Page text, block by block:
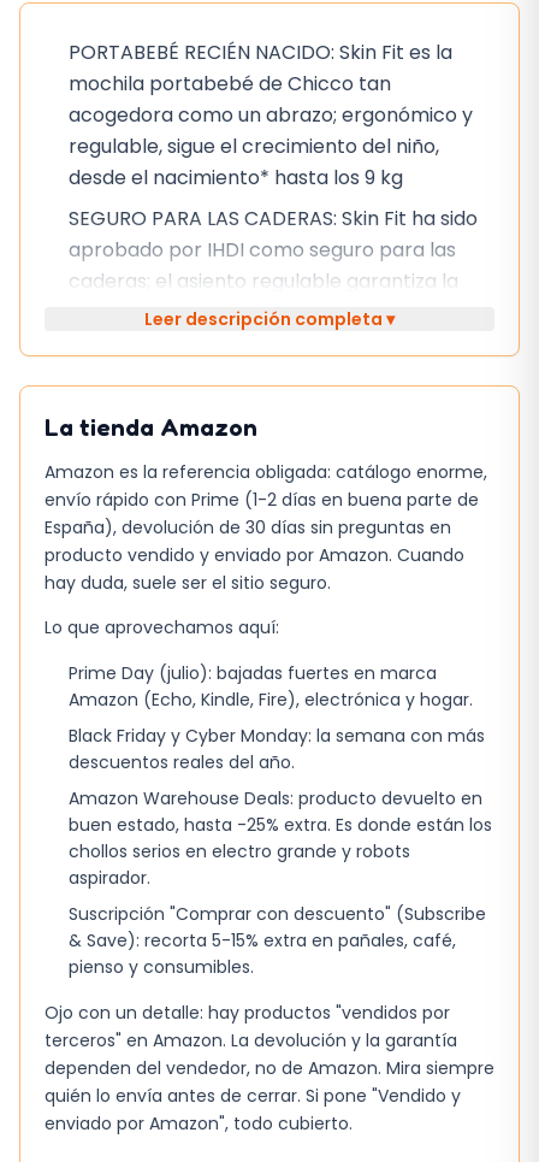
PORTABEBÉ RECIÉN NACIDO: Skin Fit es la
mochila portabebé de Chicco tan
acogedora como un abrazo; ergonómico y
regulable, sigue el crecimiento del niño,
desde el nacimiento* hasta los 9 kg
SEGURO PARA LAS CADERAS: Skin Fit ha sido
aprobado por IHDI como seguro para las
caderas; el asiento regulable garantiza la
correcta posición "M" de las piernas
COMODIDAD PARA LOS PADRES: El cinturón
abdominal favorece la descarga del peso en
las caderas, mientras que los tirantes
morfologías
AJUSTABLE: Skin Fit ha sido diseñado para
adaptarse a diferentes tipos de cuerpo
gracias a los ajustes de los que está
equipado; el panel textil es regulable en
altura, para adaptarse incluso a los niños
más pequeños
DESARROLLO: Skin Fit ha sido creado en
colaboración con la escuela de porteo
reconocido por seguir eficazmente el
crecimiento fisiológico del bebé
Leer descripción completa ▾
La tienda Amazon
Amazon es la referencia obligada: catálogo enorme,
envío rápido con Prime (1-2 días en buena parte de
España), devolución de 30 días sin preguntas en
producto vendido y enviado por Amazon. Cuando
hay duda, suele ser el sitio seguro.
Lo que aprovechamos aquí:
Prime Day (julio): bajadas fuertes en marca
Amazon (Echo, Kindle, Fire), electrónica y hogar.
Black Friday y Cyber Monday: la semana con más
descuentos reales del año.
Amazon Warehouse Deals: producto devuelto en
buen estado, hasta -25% extra. Es donde están los
chollos serios en electro grande y robots
aspirador.
Suscripción "Comprar con descuento" (Subscribe
& Save): recorta 5-15% extra en pañales, café,
pienso y consumibles.
Ojo con un detalle: hay productos "vendidos por
terceros" en Amazon. La devolución y la garantía
dependen del vendedor, no de Amazon. Mira siempre
quién lo envía antes de cerrar. Si pone "Vendido y
enviado por Amazon", todo cubierto.